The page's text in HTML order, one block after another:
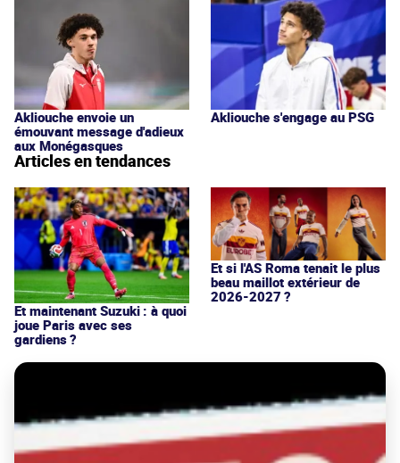
Akliouche envoie un
émouvant message d'adieux
aux Monégasques
Akliouche s'engage au PSG
Articles en tendances
Et maintenant Suzuki : à quoi
joue Paris avec ses
gardiens ?
Et si l'AS Roma tenait le plus
beau maillot extérieur de
2026-2027 ?